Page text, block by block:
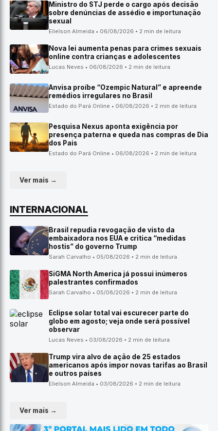
Ministro do STJ perde o cargo após decisão
sobre denúncias de assédio e importunação
sexual
Elielson Almeida • 06/08/2026 • 2 min de leitura
Nova lei aumenta penas para crimes sexuais
online contra crianças e adolescentes
Lucas Neves • 06/08/2026 • 2 min de leitura
Anvisa proíbe “Ozempic Natural” e apreende
remédios irregulares no Brasil
Estado do Pará Online • 06/08/2026 • 2 min de leitura
Pesquisa Nexus aponta exigência por
presença paterna e queda nas compras de Dia
dos Pais
Estado do Pará Online • 06/08/2026 • 2 min de leitura
Ver mais →
INTERNACIONAL
Brasil repudia revogação de visto da
embaixadora nos EUA e critica “medidas
hostis” do governo Trump
Sarah Carvalho • 05/08/2026 • 2 min de leitura
SiGMA North America já possui inúmeros
palestrantes confirmados
Sarah Carvalho • 05/08/2026 • 2 min de leitura
Eclipse solar total vai escurecer parte do
globo em agosto; veja onde será possível
observar
Lucas Neves • 03/08/2026 • 2 min de leitura
Trump vira alvo de ação de 25 estados
americanos após impor novas tarifas ao Brasil
e outros países
Elielson Almeida • 03/08/2026 • 2 min de leitura
Ver mais →